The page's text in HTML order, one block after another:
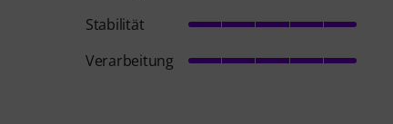
Stabilität
Verarbeitung